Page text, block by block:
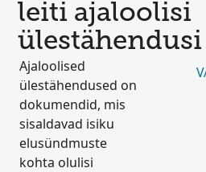
leiti ajaloolisi
ülestähendusi
Ajaloolised
ülestähendused on
dokumendid, mis
sisaldavad isiku
elusündmuste
kohta olulisi